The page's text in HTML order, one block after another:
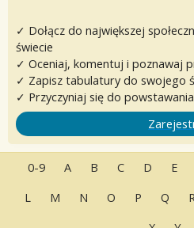
✓ Dołącz do największej
świecie
✓ Oceniaj, komentuj i poznawaj
✓ Zapisz tabulatury do swojego
✓ Przyczyniaj się do
0-9 A B C D E
L
M N O P Q